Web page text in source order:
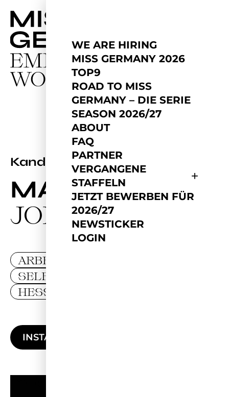
WE ARE HIRING
MISS GERMANY 2026
TOP9
ROAD TO MISS
GERMANY – DIE SERIE
SEASON 2026/27
ABOUT
FAQ
PARTNER
VERGANGENE
STAFFELN
JETZT BEWERBEN FÜR
2026/27
NEWSTICKER
LOGIN
Kandidatin2024
MARIE
JOHN
ARBEIT & INNOVATION
SELFLOVE
HESSEN
INSTAGRAM